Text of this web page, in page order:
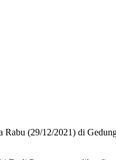
(29/12/2021) di